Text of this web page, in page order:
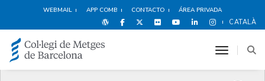
WEBMAIL APP COMB CONTACTO ÁREA PRIVADA
CATALÀ
toggle